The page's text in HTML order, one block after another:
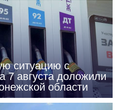
ситуацию с
7 августа доложили
области